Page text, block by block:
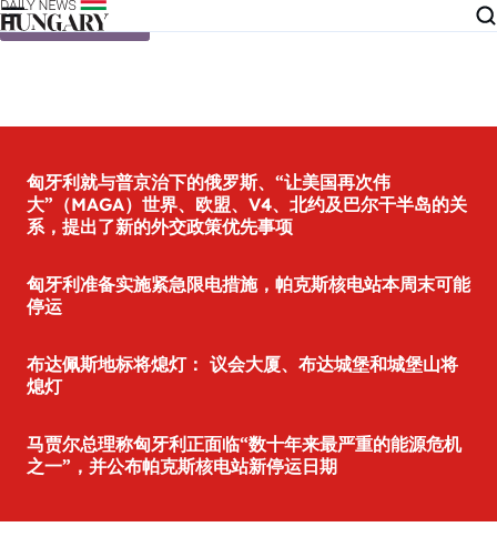
Skip to content
匈牙利就与普京治下的俄罗斯、“让美国再次伟
大”（MAGA）世界、欧盟、V4、北约及巴尔干半岛的关
系，提出了新的外交政策优先事项
匈牙利准备实施紧急限电措施，帕克斯核电站本周末可能
停运
布达佩斯地标将熄灯： 议会大厦、布达城堡和城堡山将
熄灯
马贾尔总理称匈牙利正面临“数十年来最严重的能源危机
之一”，并公布帕克斯核电站新停运日期